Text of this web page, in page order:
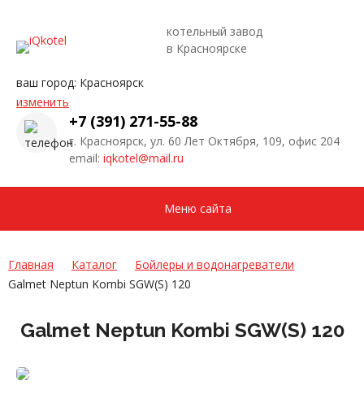
котельный завод
в Красноярске
ваш город: Красноярск
изменить
+7 (391) 271-55-88
г. Красноярск, ул. 60 Лет Октября, 109, офис 204
email: iqkotel@mail.ru
Меню сайта
Главная Каталог
Бойлеры и водонагреватели
Galmet Neptun Kombi SGW(S) 120
Galmet Neptun Kombi SGW(S) 120